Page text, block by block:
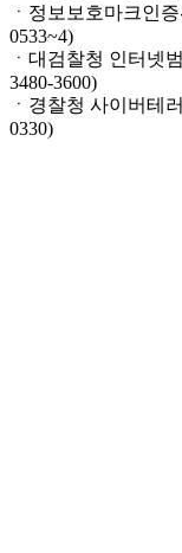
ㆍ정보보호마크인
0533~4)
ㆍ대검찰청 인터넷
3480-3600)
ㆍ경찰청 사이버테
0330)